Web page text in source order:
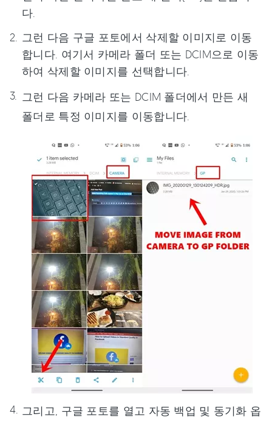
다.
그런 다음 구글 포토에서 삭제할 이미지로 이동
합니다. 여기서 카메라 폴더 또는 DCIM으로 이동
하여 삭제할 이미지를 선택합니다.
그런 다음 카메라 또는 DCIM 폴더에서 만든 새
폴더로 특정 이미지를 이동합니다.
그리고, 구글 포토를 열고 자동 백업 및 동기화 옵